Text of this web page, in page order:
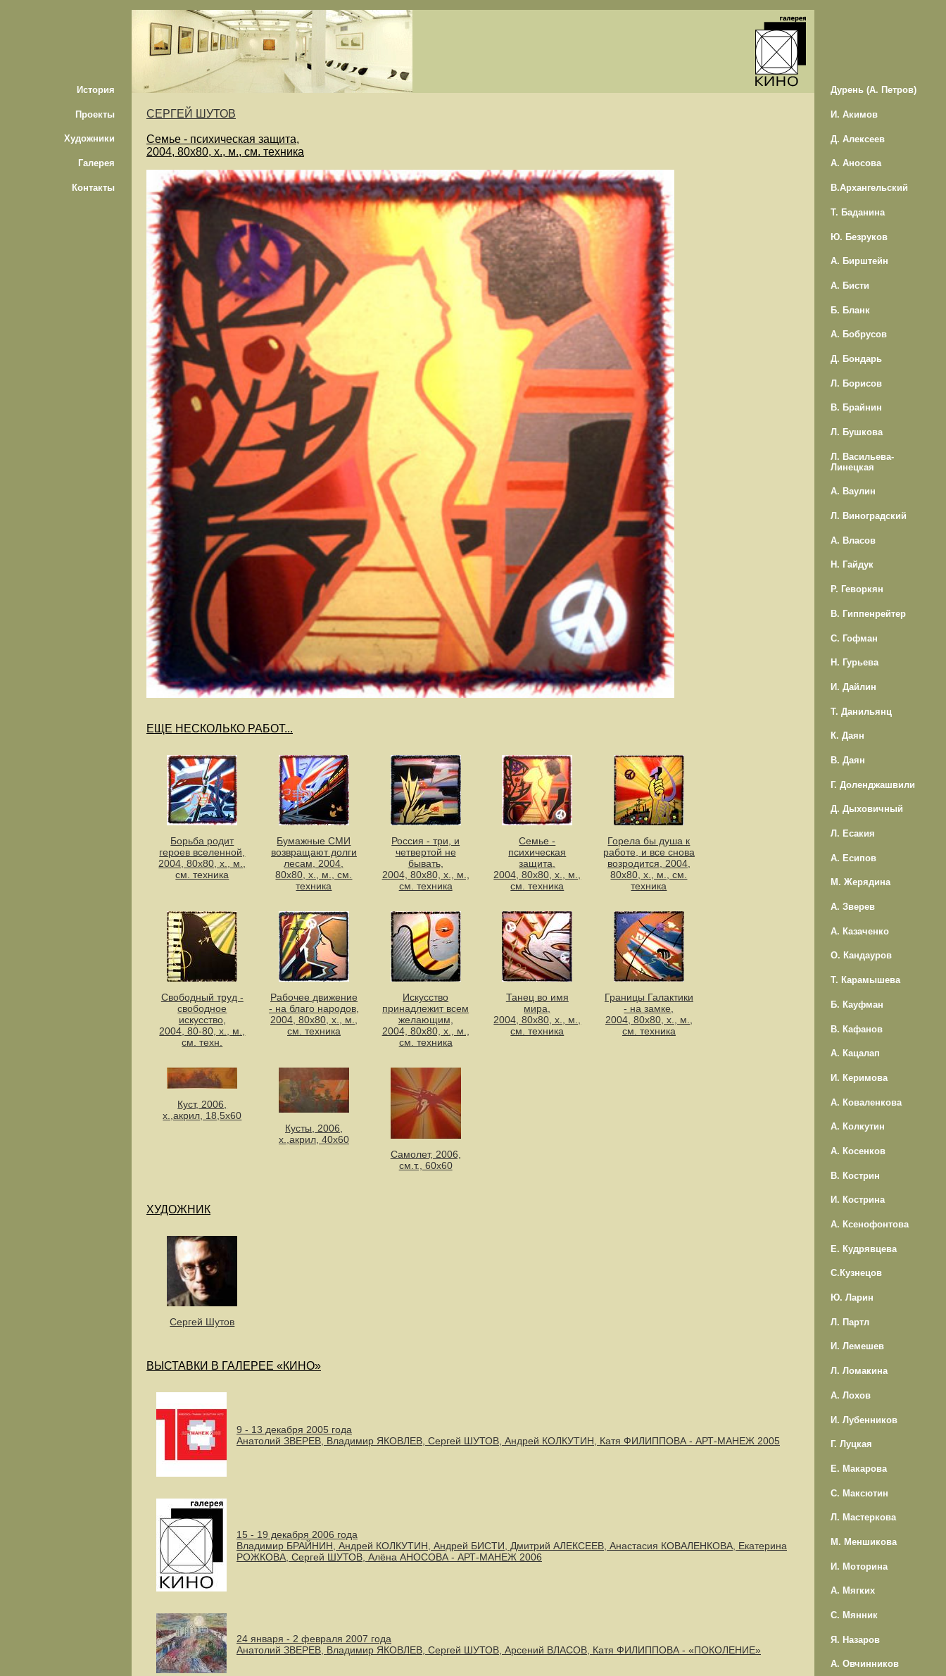
История
Проекты
Художники
Галерея
Контакты
СЕРГЕЙ ШУТОВ
Семье - психическая защита,
2004, 80х80, х., м., см. техника
ЕЩЕ НЕСКОЛЬКО РАБОТ...
Борьба родит
героев вселенной,
2004, 80х80, х., м.,
см. техника
Бумажные СМИ
возвращают долги
лесам, 2004,
80х80, х., м., см.
техника
Россия - три, и
четвертой не
бывать,
2004, 80х80, х., м.,
см. техника
Семье -
психическая
защита,
2004, 80х80, х., м.,
см. техника
Горела бы душа к
работе, и все снова
возродится, 2004,
80х80, х., м., см.
техника
Свободный труд -
свободное
искусство,
2004, 80-80, х., м.,
см. техн.
Рабочее движение
- на благо народов,
2004, 80х80, х., м.,
см. техника
Искусство
принадлежит всем
желающим,
2004, 80х80, х., м.,
см. техника
Танец во имя
мира,
2004, 80х80, х., м.,
см. техника
Границы Галактики
- на замке,
2004, 80х80, х., м.,
см. техника
Куст, 2006,
х.,акрил, 18,5х60
Кусты, 2006,
х.,акрил, 40х60
Самолет, 2006,
см.т., 60х60
ХУДОЖНИК
Сергей Шутов
ВЫСТАВКИ В ГАЛЕРЕЕ «КИНО»
9 - 13 декабря 2005 года
Анатолий ЗВЕРЕВ, Владимир ЯКОВЛЕВ, Сергей ШУТОВ, Андрей КОЛКУТИН, Катя ФИЛИППОВА - АРТ-МАНЕЖ 2005
15 - 19 декабря 2006 года
Владимир БРАЙНИН, Андрей КОЛКУТИН, Андрей БИСТИ, Дмитрий АЛЕКСЕЕВ, Анастасия КОВАЛЕНКОВА, Екатерина
РОЖКОВА, Сергей ШУТОВ, Алёна АНОСОВА - АРТ-МАНЕЖ 2006
24 января - 2 февраля 2007 года
Анатолий ЗВЕРЕВ, Владимир ЯКОВЛЕВ, Сергей ШУТОВ, Арсений ВЛАСОВ, Катя ФИЛИППОВА - «ПОКОЛЕНИЕ»
Дурень (А. Петров)
И. Акимов
Д. Алексеев
А. Аносова
В.Архангельский
Т. Баданина
Ю. Безруков
А. Бирштейн
А. Бисти
Б. Бланк
А. Бобрусов
Д. Бондарь
Л. Борисов
В. Брайнин
Л. Бушкова
Л. Васильева-
Линецкая
А. Ваулин
Л. Виноградский
А. Власов
Н. Гайдук
Р. Геворкян
В. Гиппенрейтер
С. Гофман
Н. Гурьева
И. Дайлин
Т. Данильянц
К. Даян
В. Даян
Г. Доленджашвили
Д. Дыховичный
Л. Есакия
А. Есипов
М. Жерядина
А. Зверев
А. Казаченко
О. Кандауров
Т. Карамышева
Б. Кауфман
В. Кафанов
А. Кацалап
И. Керимова
А. Коваленкова
А. Колкутин
А. Косенков
В. Кострин
И. Кострина
А. Ксенофонтова
Е. Кудрявцева
С.Кузнецов
Ю. Ларин
Л. Партл
И. Лемешев
Л. Ломакина
А. Лохов
И. Лубенников
Г. Луцкая
Е. Макарова
С. Максютин
Л. Мастеркова
М. Меншикова
И. Моторина
А. Мягких
С. Мянник
Я. Назаров
А. Овчинников